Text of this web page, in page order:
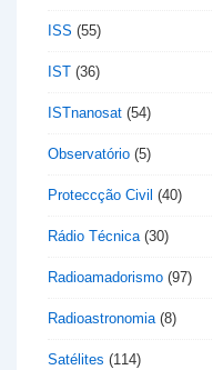
ISS (55)
IST (36)
ISTnanosat (54)
Observatório (5)
Proteccção Civil (40)
Rádio Técnica(30)
Radioamadorismo (97)
Radioastronomia(8)
Satélites (114)